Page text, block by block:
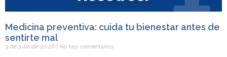
Medicina preventiva: cuida tu bienestar antes de
sentirte mal
3 de julio de 2026 No hay comentarios